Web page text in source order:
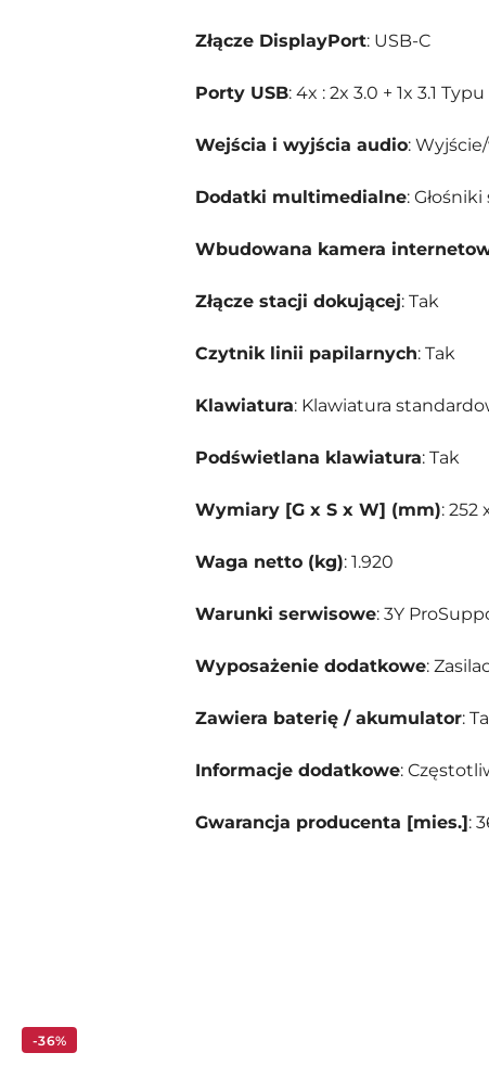
Złącze DisplayPort: USB-C
Porty USB: 4x : 2x 3.0 + 1x 3.1
Wejścia i wyjścia audio:
Dodatki multimedialne:
Wbudowana kamera
Złącze stacji dokującej: Tak
Czytnik linii papilarnych: Tak
Klawiatura: Klawiatura
Podświetlana klawiatura: Tak
Wymiary [G x S x W] (mm): 252
Waga netto (kg): 1.920
Warunki serwisowe: 3Y
Wyposażenie dodatkowe:
Zawiera baterię / akumulator:
Informacje dodatkowe:
Gwarancja producenta [mies.]:
-36%